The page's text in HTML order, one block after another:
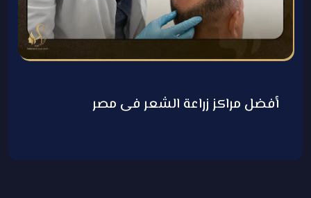
أفضل مراكز زراعة الشعر فى مصر